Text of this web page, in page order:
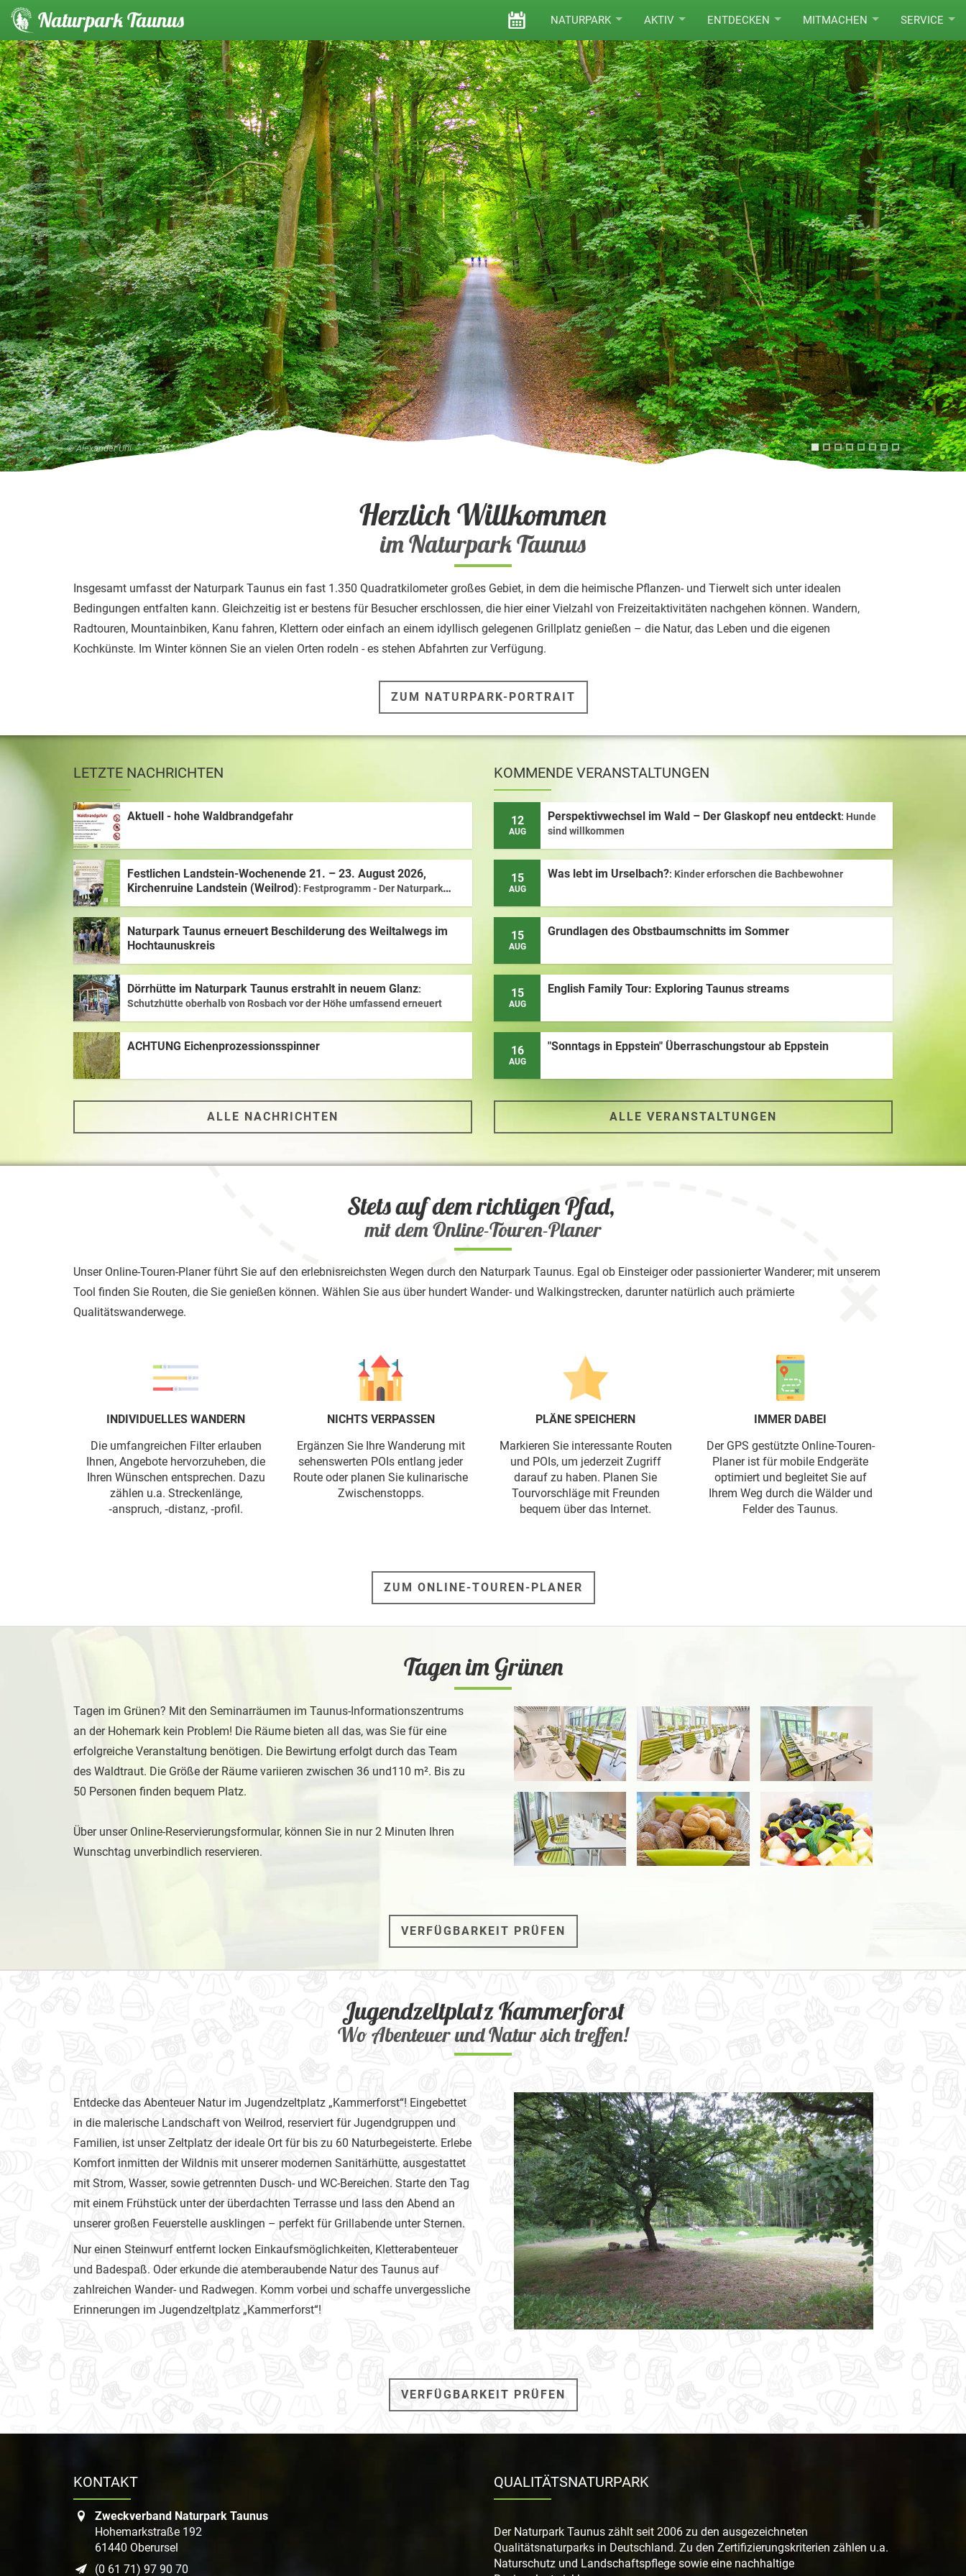
Naturpark Taunus VERANSTALTUNGEN
NATURPARK AKTIV ENTDECKEN MITMACHEN SERVICE
© Alexander Uhl
Herzlich Willkommen
im Naturpark Taunus
Insgesamt umfasst der Naturpark Taunus ein fast 1.350 Quadratkilometer großes Gebiet, in dem die heimische Pflanzen- und Tierwelt sich unter idealen
Bedingungen entfalten kann. Gleichzeitig ist er bestens für Besucher erschlossen, die hier einer Vielzahl von Freizeitaktivitäten nachgehen können. Wandern,
Radtouren, Mountainbiken, Kanu fahren, Klettern oder einfach an einem idyllisch gelegenen Grillplatz genießen – die Natur, das Leben und die eigenen
Kochkünste. Im Winter können Sie an vielen Orten rodeln - es stehen Abfahrten zur Verfügung.
ZUM NATURPARK-PORTRAIT
LETZTE NACHRICHTEN
Aktuell - hohe Waldbrandgefahr
Festlichen Landstein-Wochenende 21. – 23. August 2026,
Kirchenruine Landstein (Weilrod) Festprogramm - Der Naturpark
Naturpark Taunus erneuert Beschilderung des Weiltalwegs im
Hochtaunuskreis
Dörrhütte im Naturpark Taunus erstrahlt in neuem Glanz
Schutzhütte oberhalb von Rosbach vor der Höhe umfassend erneuert
ACHTUNG Eichenprozessionsspinner
ALLE NACHRICHTEN
KOMMENDE VERANSTALTUNGEN
12
AUG
Perspektivwechsel im Wald – Der Glaskopf neu entdeckt Hunde
sind willkommen
15
AUG
Was lebt im Urselbach? Kinder erforschen die Bachbewohner
15
AUG
Grundlagen des Obstbaumschnitts im Sommer
15
AUG
English Family Tour: Exploring Taunus streams
16
AUG
"Sonntags in Eppstein" Überraschungstour ab Eppstein
ALLE VERANSTALTUNGEN
Stets auf dem richtigen Pfad,
mit dem Online-Touren-Planer
Unser Online-Touren-Planer führt Sie auf den erlebnisreichsten Wegen durch den Naturpark Taunus. Egal ob Einsteiger oder passionierter Wanderer; mit unserem
Tool finden Sie Routen, die Sie genießen können. Wählen Sie aus über hundert Wander- und Walkingstrecken, darunter natürlich auch prämierte
Qualitätswanderwege.
INDIVIDUELLES WANDERN
Die umfangreichen Filter erlauben
Ihnen, Angebote hervorzuheben, die
Ihren Wünschen entsprechen. Dazu
zählen u.a. Streckenlänge,
‑anspruch, ‑distanz, ‑profil.
NICHTS VERPASSEN
Ergänzen Sie Ihre Wanderung mit
sehenswerten POIs entlang jeder
Route oder planen Sie kulinarische
Zwischenstopps.
PLÄNE SPEICHERN
Markieren Sie interessante Routen
und POIs, um jederzeit Zugriff
darauf zu haben. Planen Sie
Tourvorschläge mit Freunden
bequem über das Internet.
IMMER DABEI
Der GPS gestützte Online-Touren-
Planer ist für mobile Endgeräte
optimiert und begleitet Sie auf
Ihrem Weg durch die Wälder und
Felder des Taunus.
ZUM ONLINE-TOUREN-PLANER
Tagen im Grünen
Tagen im Grünen? Mit den Seminarräumen im Taunus-Informationszentrums
an der Hohemark kein Problem! Die Räume bieten all das, was Sie für eine
erfolgreiche Veranstaltung benötigen. Die Bewirtung erfolgt durch das Team
des Waldtraut. Die Größe der Räume variieren zwischen 36 und110 m². Bis zu
50 Personen finden bequem Platz.
Über unser Online-Reservierungsformular, können Sie in nur 2 Minuten Ihren
Wunschtag unverbindlich reservieren.
VERFÜGBARKEIT PRÜFEN
Jugendzeltplatz Kammerforst
Wo Abenteuer und Natur sich treffen!
Entdecke das Abenteuer Natur im Jugendzeltplatz „Kammerforst“! Eingebettet
in die malerische Landschaft von Weilrod, reserviert für Jugendgruppen und
Familien, ist unser Zeltplatz der ideale Ort für bis zu 60 Naturbegeisterte. Erlebe
Komfort inmitten der Wildnis mit unserer modernen Sanitärhütte, ausgestattet
mit Strom, Wasser, sowie getrennten Dusch- und WC-Bereichen. Starte den Tag
mit einem Frühstück unter der überdachten Terrasse und lass den Abend an
unserer großen Feuerstelle ausklingen – perfekt für Grillabende unter Sternen.
Nur einen Steinwurf entfernt locken Einkaufsmöglichkeiten, Kletterabenteuer
und Badespaß. Oder erkunde die atemberaubende Natur des Taunus auf
zahlreichen Wander- und Radwegen. Komm vorbei und schaffe unvergessliche
Erinnerungen im Jugendzeltplatz „Kammerforst“!
VERFÜGBARKEIT PRÜFEN
KONTAKT
Zweckverband Naturpark Taunus
Hohemarkstraße 192
61440 Oberursel
(0 61 71) 97 90 70
QUALITÄTSNATURPARK
Der Naturpark Taunus zählt seit 2006 zu den ausgezeichneten
Qualitätsnaturparks in Deutschland. Zu den Zertifizierungskriterien zählen u.a.
Naturschutz und Landschaftspflege sowie eine nachhaltige